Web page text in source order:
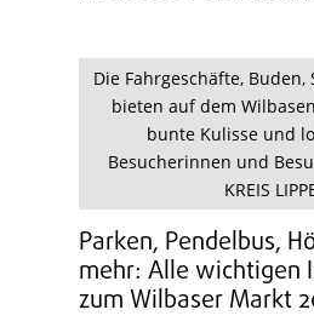
Die Fahrgeschäfte,
bieten auf dem
bunte Kulisse und
Besucherinnen und
KREIS
Parken, Pendelbus,
mehr: Alle wichtigen
zum Wilbaser Markt